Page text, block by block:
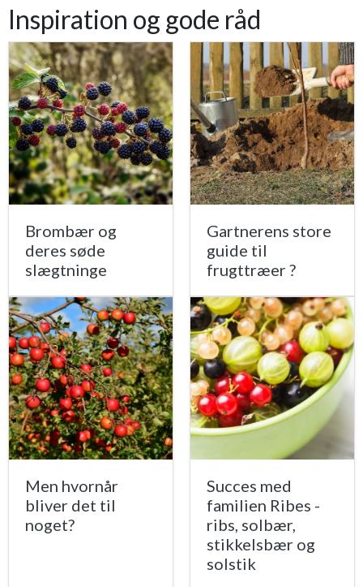
Inspiration og gode råd
Brombær og
deres søde
slægtninge
Gartnerens store
guide til
frugttræer ?
Men hvornår
bliver det til
noget?
Succes med
familien Ribes -
ribs, solbær,
stikkelsbær og
solstik